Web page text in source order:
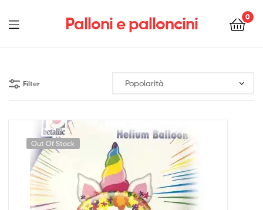
Palloni e palloncini 0
Menu
Filter
Out Of Stock